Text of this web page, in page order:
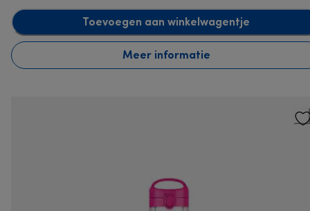
Toevoegen aan winkelwagentje
Meer informatie